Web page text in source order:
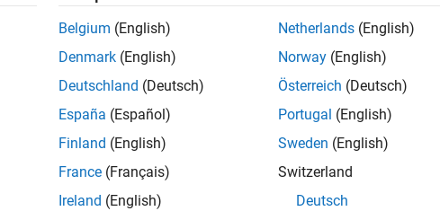
Belgium (English)
Denmark (English)
Deutschland (Deutsch)
España (Español)
Finland (English)
France (Français)
Ireland (English)
Netherlands (English)
Norway (English)
Österreich (Deutsch)
Portugal (English)
Sweden (English)
Switzerland
Deutsch